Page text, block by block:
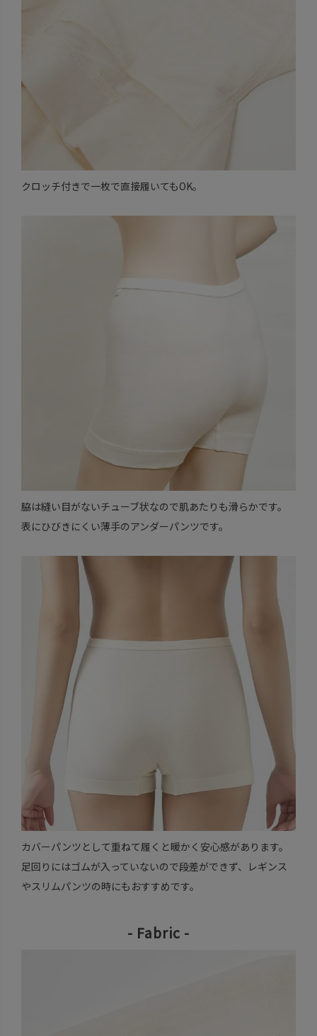
クロッチ付きで一枚で直接履いてもOK。
脇は縫い目がないチューブ状なので肌あたりも滑らかです。
表にひびきにくい薄手のアンダーパンツです。
カバーパンツとして重ねて履くと暖かく安心感があります。
足回りにはゴムが入っていないので段差ができず、レギンス
やスリムパンツの時にもおすすめです。
- Fabric -